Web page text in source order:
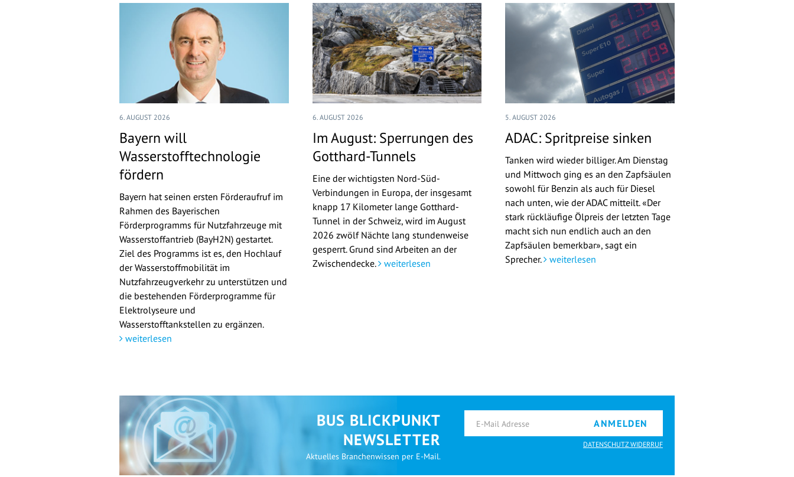
6. AUGUST 2026
Bayern will
Wasserstofftechnologie
fördern
Bayern hat seinen ersten Förderaufruf im
Rahmen des Bayerischen
Förderprogramms für Nutzfahrzeuge mit
Wasserstoffantrieb (BayH2N) gestartet.
Ziel des Programms ist es, den Hochlauf
der Wasserstoffmobilität im
Nutzfahrzeugverkehr zu unterstützen und
die bestehenden Förderprogramme für
Elektrolyseure und
Wasserstofftankstellen zu ergänzen.
weiterlesen
6. AUGUST 2026
Im August: Sperrungen des
Gotthard-Tunnels
Eine der wichtigsten Nord-Süd-
Verbindungen in Europa, der insgesamt
knapp 17 Kilometer lange Gotthard-
Tunnel in der Schweiz, wird im August
2026 zwölf Nächte lang stundenweise
gesperrt. Grund sind Arbeiten an der
Zwischendecke. weiterlesen
5. AUGUST 2026
ADAC: Spritpreise sinken
Tanken wird wieder billiger. Am Dienstag
und Mittwoch ging es an den Zapfsäulen
sowohl für Benzin als auch für Diesel
nach unten, wie der ADAC mitteilt. «Der
stark rückläufige Ölpreis der letzten Tage
macht sich nun endlich auch an den
Zapfsäulen bemerkbar», sagt ein
Sprecher. weiterlesen
BUS BLICKPUNKT
NEWSLETTER
Aktuelles Branchenwissen per E-Mail.
ANMELDEN
DATENSCHUTZ WIDERRUF